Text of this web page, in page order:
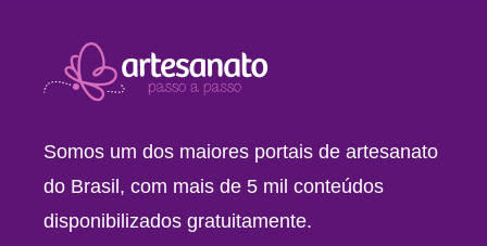
Somos um dos maiores portais de artesanato
do Brasil, com mais de 5 mil conteúdos
disponibilizados gratuitamente.